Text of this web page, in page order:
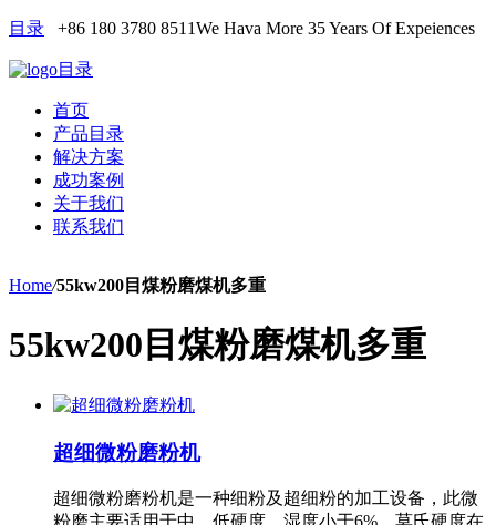
目录 +86 180 3780 8511We Hava More 35 Years Of Expeiences
目录
首页
产品目录
解决方案
成功案例
关于我们
联系我们
Home/55kw200目煤粉磨煤机多重
55kw200目煤粉磨煤机多重
超细微粉磨粉机
超细微粉磨粉机是一种细粉及超细粉的加工设备，此微